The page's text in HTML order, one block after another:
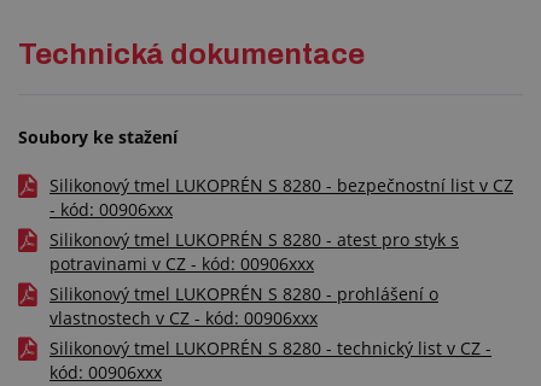
Technická dokumentace
Soubory ke stažení
Silikonový tmel LUKOPRÉN S 8280 - bezpečnostní list v CZ
- kód: 00906xxx
Silikonový tmel LUKOPRÉN S 8280 - atest pro styk s
potravinami v CZ - kód: 00906xxx
Silikonový tmel LUKOPRÉN S 8280 - prohlášení o
vlastnostech v CZ - kód: 00906xxx
Silikonový tmel LUKOPRÉN S 8280 - technický list v CZ -
kód: 00906xxx